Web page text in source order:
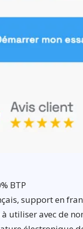
BTP
support en
utiliser avec de